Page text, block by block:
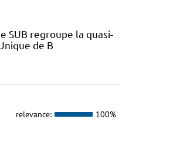
SUB regroupe la quasi-
de B
relevance: 100%